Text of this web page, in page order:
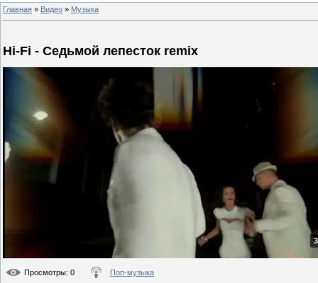
Главная » Видео » Музыка
Hi-Fi - Седьмой лепесток remix
Просмотры: 0 Поп-музыка